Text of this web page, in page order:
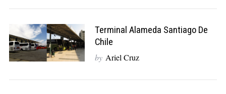
Terminal Alameda Santiago De
Chile
by Ariel Cruz